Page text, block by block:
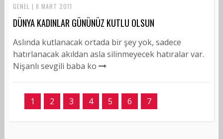
GENEL | 8 MART 2011
DÜNYA KADINLAR GÜNÜNÜZ KUTLU OLSUN
Aslında kutlanacak ortada bir şey yok, sadece
hatırlanacak akıldan asla silinmeyecek hatıralar var.
Nişanlı sevgili baba ko
1 2 3 4 5 6 7